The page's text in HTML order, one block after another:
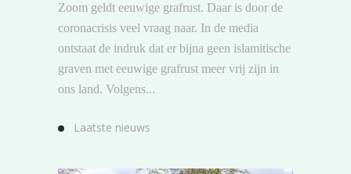
Zoom geldt eeuwige grafrust. Daar is door de
coronacrisis veel vraag naar. In de media
ontstaat de indruk dat er bijna geen islamitische
graven met eeuwige grafrust meer vrij zijn in
ons land. Volgens...
Laatste nieuws